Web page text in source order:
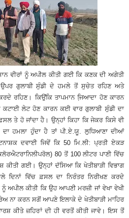
ਕੀਤੀ ਗਈ ਕਿ ਕਣਕ ਦੀ ਅਗੇਤੀ
ਗੁਲਾਬੀ ਸੁੰਡੀ ਦੇ ਹਮਲੇ ਤੋਂ ਸੁਚੇਤ ਰਹਿਣ ਅਤੇ
ਰਹਿਣ। ਕਿਉਂਕਿ ਤਾਪਮਾਨ ਜਿ਼ਆਦਾ ਹੋਣ ਕਾਰਨ
ਕਟਾਈ ਲੇਟ ਹੋਣ ਕਾਰਨ ਕਈ ਵਾਰ ਗੁਲਾਬੀ ਸੁੰਡੀ ਦਾ
ਤੇ ਹੋ ਜਾਂਦਾ ਹੈ। ਉਨ੍ਹਾਂ ਕਿਹਾ ਕਿ ਜੇਕਰ ਕਿਸੇ ਵੀ
ਹਮਲਾ ਹੁੰਦਾ ਹੈ ਤਾਂ ਪੀ.ਏ.ਯੂ. ਲੁਧਿਆਣਾ ਦੀਆਂ
ਦਵਾਈ ਜਿਵੇਂ ਕਿ 50 ਮਿ.ਲੀ: ਪ੍ਰਤੀ ਏਕੜ
80 ਤੋਂ 100 ਲੀਟਰ ਪਾਣੀ ਵਿੱਚ
ਕੀਤੀ ਗਈ। ਉਨ੍ਹਾਂ ਦੱਸਿਆ ਕਿ ਖੇਤੀਬਾੜੀ ਵਿਭਾਗ
ਦਿਨਾਂ ਵਿੱਚ ਫ਼ਸਲ ਦਾ ਨਿਰੰਤਰ ਨਿਰੀਖਣ ਕਰਦੇ
ਅਪੀਲ ਕੀਤੀ ਕਿ ਉਹ ਆਪਣੀ ਮਰਜ਼ੀ ਜਾਂ ਵੇਖਾ ਵੇਖੀ
ਨਾ ਕਰਨ ਸਗੋਂ ਆਪਣੇ ਇਲਾਕੇ ਦੇ ਖੇਤੀਬਾੜੀ ਮਾਹਿਰ
ਕੀਤੇ ਜ਼ਹਿਰਾਂ ਦੀ ਹੀ ਵਰਤੋਂ ਕੀਤੀ ਜਾਵੇ। ਇਸ ਤੋਂ